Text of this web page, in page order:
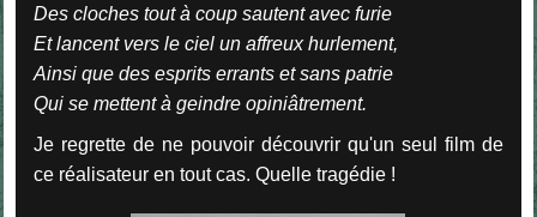
Des cloches tout à coup sautent avec furie
Et lancent vers le ciel un affreux hurlement,
Ainsi que des esprits errants et sans patrie
Qui se mettent à geindre opiniâtrement.
Je regrette de ne pouvoir découvrir qu'un seul film de
ce réalisateur en tout cas. Quelle tragédie !